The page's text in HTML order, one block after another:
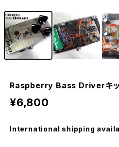
Raspberry Bass Driverキッ
¥6,800
International shipping